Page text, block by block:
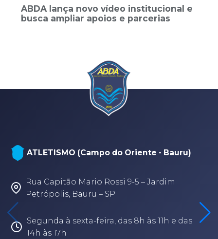
ABDA lança novo vídeo institucional e
busca ampliar apoios e parcerias
ATLETISMO (Campo do Oriente - Bauru)
Rua Capitão Mario Rossi 9-5 – Jardim
Petrópolis, Bauru – SP
Segunda à sexta-feira, das 8h às 11h e das
14h às 17h